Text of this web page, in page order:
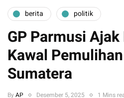
berita politik
GP Parmusi
Kawal
Sumatera
By AP Desember 5, 2025 1 Mins